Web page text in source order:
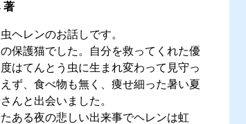
著
ヘレンのお話しです。
保護猫でした。自分を救ってくれた優
はてんとう虫に生まれ変わって見守っ
ず、食べ物も無く、痩せ細った暑い夏
んと出会いました。
ある夜の悲しい出来事でヘレンは虹